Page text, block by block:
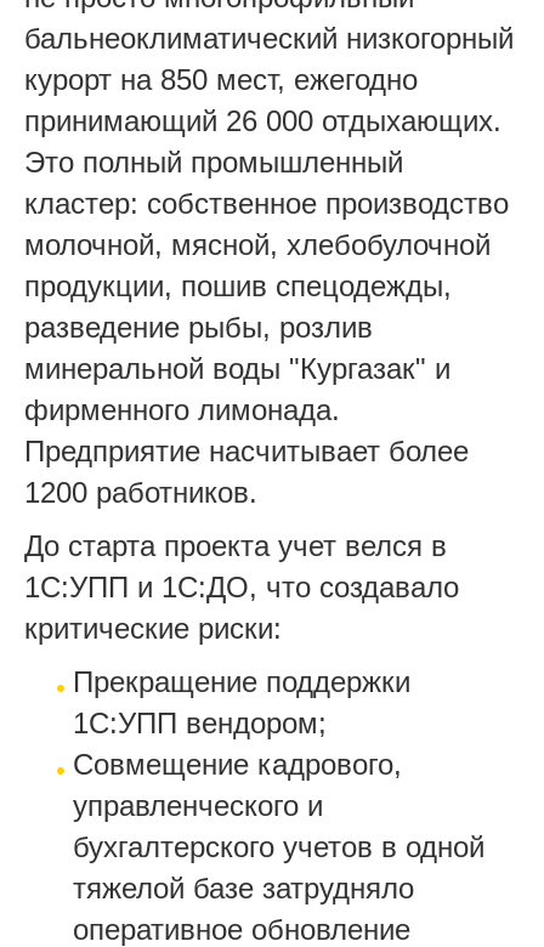
бальнеоклиматический низкогорный
курорт на 850 мест, ежегодно
принимающий 26 000 отдыхающих.
Это полный промышленный
кластер: собственное производство
молочной, мясной, хлебобулочной
продукции, пошив спецодежды,
разведение рыбы, розлив
минеральной воды "Кургазак" и
фирменного лимонада.
Предприятие насчитывает более
1200 работников.
До старта проекта учет велся в
1С:УПП и 1С:ДО, что создавало
критические риски:
Прекращение поддержки
1С:УПП вендором;
Совмещение кадрового,
управленческого и
бухгалтерского учетов в одной
тяжелой базе затрудняло
оперативное обновление